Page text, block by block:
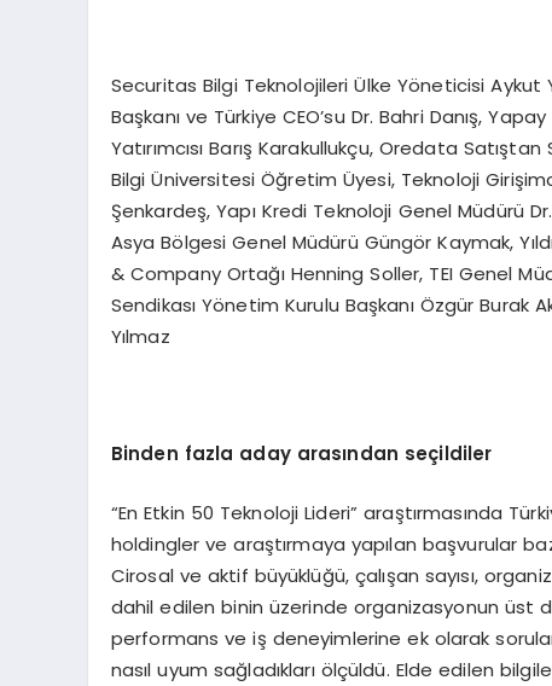
Securitas Bilgi Teknolojileri Ülke Yöneticisi Aykut
Başkanı ve Türkiye CEO’su Dr. Bahri Danış,
Yatırımcısı Barış Karakullukçu, Oredata
Bilgi Üniversitesi Öğretim Üyesi, Teknoloji
Şenkardeş, Yapı Kredi Teknoloji Genel Müdürü
Asya Bölgesi Genel Müdürü Güngör Kaymak,
& Company Ortağı Henning Soller, TEI Genel
Sendikası Yönetim Kurulu Başkanı Özgür Burak
Yılmaz
Binden fazla aday arasından seçildiler
“En Etkin 50 Teknoloji Lideri” araştırmasında
holdingler ve araştırmaya yapılan başvurular
Cirosal ve aktif büyüklüğü, çalışan sayısı,
dahil edilen binin üzerinde organizasyonun üst
performans ve iş deneyimlerine ek olarak
nasıl uyum sağladıkları ölçüldü. Elde edilen